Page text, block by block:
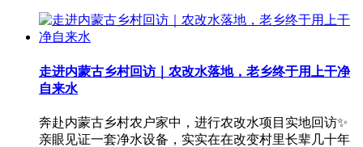
走进内蒙古乡村回访｜农改水落地，老乡终于用上干净
自来水
奔赴内蒙古乡村农户家中，进行农改水项目实地回访✨
亲眼见证一套净水设备，实实在在改变村里长辈几十年